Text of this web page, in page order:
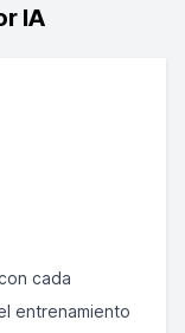
IA
cada
entrenamiento